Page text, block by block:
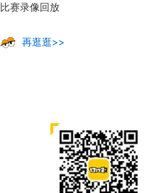
比赛录像回放
再逛逛>>